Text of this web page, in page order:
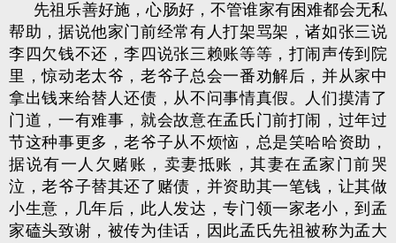
先祖乐善好施，心肠好，不管谁家有困难都会无私
帮助，据说他家门前经常有人打架骂架，诸如张三说
李四欠钱不还，李四说张三赖账等等，打闹声传到院
里，惊动老太爷，老爷子总会一番劝解后，并从家中
拿出钱来给替人还债，从不问事情真假。人们摸清了
门道，一有难事，就会故意在孟氏门前打闹，过年过
节这种事更多，老爷子从不烦恼，总是笑哈哈资助，
据说有一人欠赌账，卖妻抵账，其妻在孟家门前哭
泣，老爷子替其还了赌债，并资助其一笔钱，让其做
小生意，几年后，此人发达，专门领一家老小，到孟
家磕头致谢，被传为佳话，因此孟氏先祖被称为孟大